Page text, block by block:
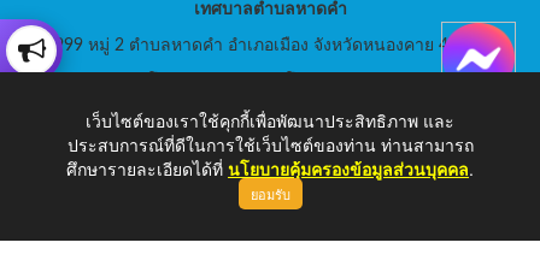
เทศบาลตำบลหาดคำ
999 หมู่ 2 ตำบลหาดคำ อำเภอเมือง จังหวัดหนองคาย 43000
E-Mail: saraban_05430105@dla.go.th
เว็บไซต์ของเราใช้คุกกี้เพื่อพัฒนาประสิทธิภาพ และ
ประสบการณ์ที่ดีในการใช้เว็บไซต์ของท่าน ท่านสามารถ
ศึกษารายละเอียดได้ที่ นโยบายคุ้มครองข้อมูลส่วนบุคคล.
ยอมรับ